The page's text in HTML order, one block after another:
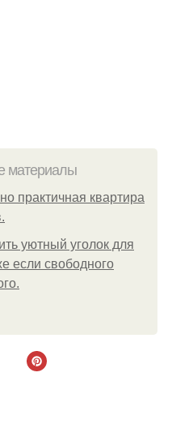
материалы
практичная квартира
уютный уголок для
если свободного